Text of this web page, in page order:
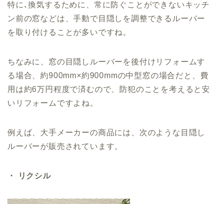
特に､換気するために、常に防ぐことができないキッチ
ン前の窓などは、手動で目隠しを調整できるルーバー
を取り付けることが多いですね。
ちなみに、窓の目隠しルーバーを後付けリフォームす
る場合、約900mm×約900mmの中型窓の場合だと、費
用は約6万円程度で済むので、防犯のことを考えると安
いリフォームですよね。
例えば、大手メーカーの商品には、次のような目隠し
ルーバーが販売されています。
・ リクシル